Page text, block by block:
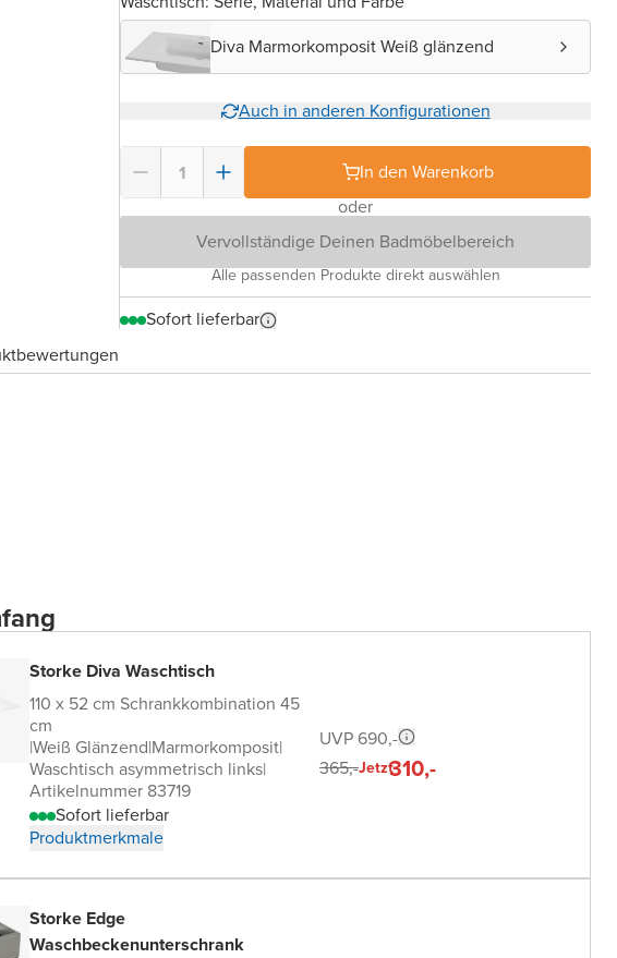
Diva Marmorkomposit Weiß glänzend
Auch in anderen Konfigurationen
In den Warenkorb
oder
Vervollständige Deinen Badmöbelbereich
Alle passenden Produkte direkt auswählen
Sofort lieferbar
Storke Diva Waschtisch
110 x 52 cm Schrankkombination 45
cm
|Weiß Glänzend|Marmorkomposit|
Waschtisch asymmetrisch links|
Artikelnummer 83719
Sofort lieferbar
Produktmerkmale
UVP 690,-
365,-Jetzt310,-
Storke Edge
Waschbeckenunterschrank